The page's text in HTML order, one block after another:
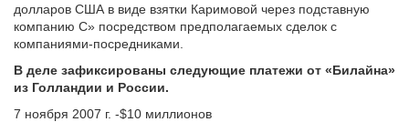
долларов США в виде взятки Каримовой через подставную
компанию C» посредством предполагаемых сделок с
компаниями-посредниками.
В деле зафиксированы следующие платежи от «Билайна»
из Голландии и России.
7 ноября 2007 г. -$10 миллионов